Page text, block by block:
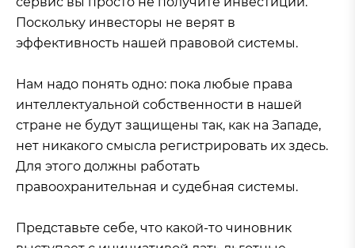
Поскольку инвесторы не верят в
эффективность нашей правовой системы.
Нам надо понять одно: пока любые права
интеллектуальной собственности в нашей
стране не будут защищены так, как на Западе,
нет никакого смысла регистрировать их здесь.
Для этого должны работать
правоохранительная и судебная системы.
Представьте себе, что какой-то чиновник